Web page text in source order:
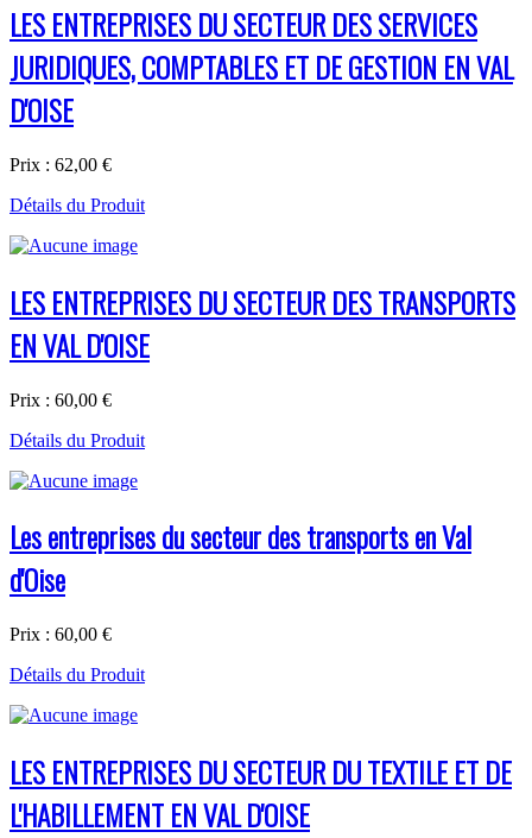
LES ENTREPRISES DU SECTEUR DES SERVICES
JURIDIQUES, COMPTABLES ET DE GESTION EN VAL
D'OISE
Prix : 62,00 €
Détails du Produit
LES ENTREPRISES DU SECTEUR DES TRANSPORTS
EN VAL D'OISE
Prix : 60,00 €
Détails du Produit
Les entreprises du secteur des transports en Val
d'Oise
Prix : 60,00 €
Détails du Produit
LES ENTREPRISES DU SECTEUR DU TEXTILE ET DE
L'HABILLEMENT EN VAL D'OISE